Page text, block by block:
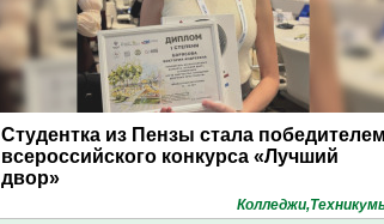
Студентка из Пензы стала
всероссийского конкурса «Лучший
двор»